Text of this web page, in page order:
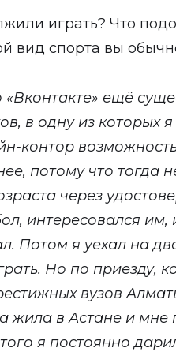
играть? Что
вид спорта вы
«Вконтакте» ещё
в одну из которых я
контор
потому что тогда
через
интересовался им,
Потом я уехал на
Но по приезду,
вузов
жила в Астане и мне
я постоянно